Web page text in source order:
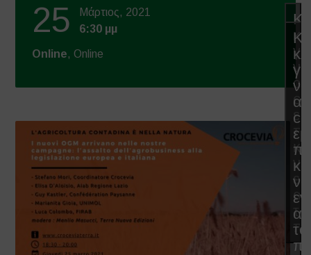
25
Μάρτιος, 2021
6:30 μμ
Online, Online
να
να
το
να
να
το